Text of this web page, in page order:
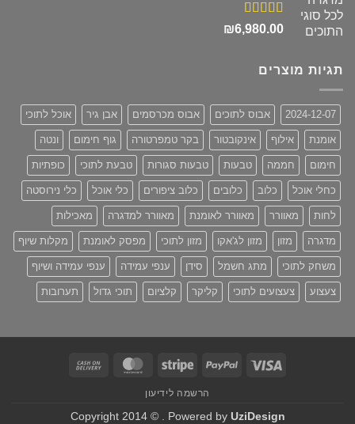
דורג5.00
₪6,980.00
תגיות מוצרים
2024-12-07 אבוס לתוכים אבוס מכרסמים אבן גיר אוכל לתוכי
אומנת אילוף אינקובטור בקר טמפרטורה גוף חימום ונטה
חימום חממה טבעות טבעות סגורות טבעת לתוכי כופתיות
כחלי אוכל כלוב כלובים כלוב ציפורים כלי אוכל כלי נירוסטה
לחות מאוורר מאוורר לאומנת מאוורר למדגרה מאכילות
מדגרה מזון מזון לג'אקו מזון לתוכי מפסק לאומנת מקלות שיוף
משחק לתוכי מתג חשמל סידן ענפי עמידה ענפי עמידה ושיוף
צעצוע צעצועים לתוכי קליקר קלציום תוכי גדול תערובות
Visa
PayPal
Stripe
MasterCard
הרשמה לידיעון
Copyright 2014 © . Powered by UziDesign